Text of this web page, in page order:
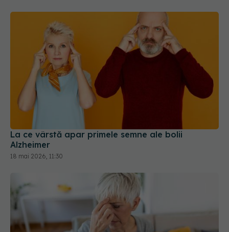
La ce vârstă apar primele semne ale bolii
Alzheimer
18 mai 2026, 11:30